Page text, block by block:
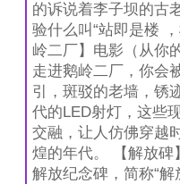
的诉说着李子坝的古
验什么叫“站即是楼
岭二厂】电影（从你
走进鹅岭二厂，你会
引，斑驳的老墙，锈
代的LED射灯，这些
交融，让人仿佛穿越
煌的年代。 【解放碑
解放纪念碑，简称“